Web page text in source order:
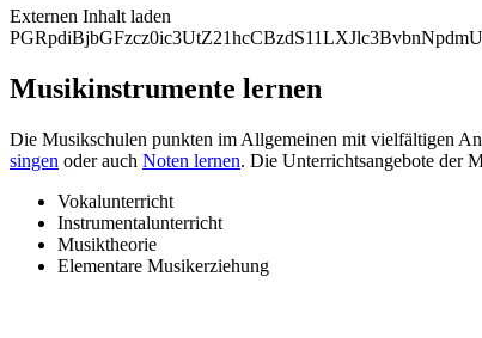
Externen Inhalt laden
Musikinstrumente lernen
Die Musikschulen punkten im Allgemeinen mit vielfältigen
singen oder auch Noten lernen. Die Unterrichtsangebote der
Vokalunterricht
Instrumentalunterricht
Musiktheorie
Elementare Musikerziehung